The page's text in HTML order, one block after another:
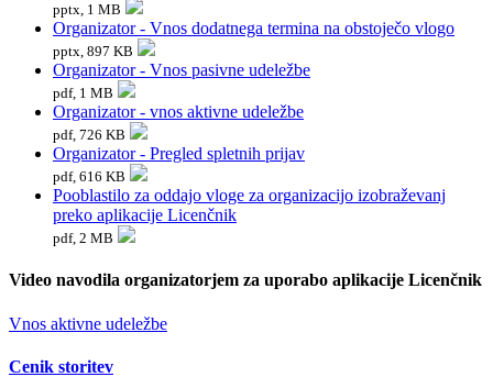
pptx, 1 MB
Organizator - Vnos dodatnega termina na obstoječo vlogo
pptx, 897 KB
Organizator - Vnos pasivne udeležbe
pdf, 1 MB
Organizator - vnos aktivne udeležbe
pdf, 726 KB
Organizator - Pregled spletnih prijav
pdf, 616 KB
Pooblastilo za oddajo vloge za organizacijo izobraževanj
preko aplikacije Licenčnik
pdf, 2 MB
Video navodila organizatorjem za uporabo aplikacije Licenčnik
Vnos aktivne udeležbe
Cenik storitev